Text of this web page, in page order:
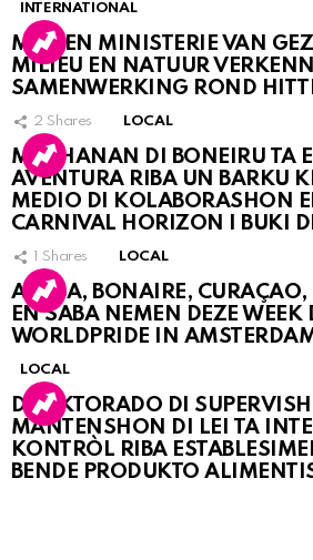
INTERNATIONAL
MDC EN MINISTERIE VAN
MILIEU EN NATUUR
SAMENWERKING ROND
2 Shares LOCAL
MUCHANAN DI BONEIRU TA
AVENTURA RIBA UN BARKU
MEDIO DI KOLABORASHON
CARNIVAL HORIZON I BUKI
Shares LOCAL
ARUBA, BONAIRE,
EN SABA NEMEN DEZE WEEK
WORLDPRIDE IN
LOCAL
DIREKTORADO DI
MANTENSHON DI LEI TA
KONTRÒL RIBA
BENDE PRODUKTO